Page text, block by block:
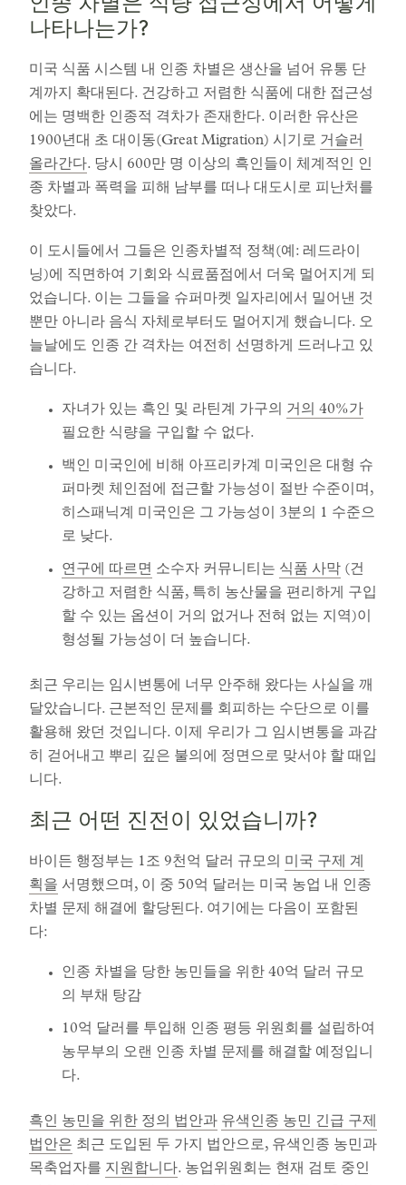
인종 차별은 식량 접근성에서 어떻게
나타나는가?
미국 식품 시스템 내 인종 차별은 생산을 넘어 유통 단
계까지 확대된다. 건강하고 저렴한 식품에 대한 접근성
에는 명백한 인종적 격차가 존재한다. 이러한 유산은
1900년대 초 대이동(Great Migration) 시기로 거슬러
올라간다. 당시 600만 명 이상의 흑인들이 체계적인 인
종 차별과 폭력을 피해 남부를 떠나 대도시로 피난처를
찾았다.
이 도시들에서 그들은 인종차별적 정책(예: 레드라이
닝)에 직면하여 기회와 식료품점에서 더욱 멀어지게 되
었습니다. 이는 그들을 슈퍼마켓 일자리에서 밀어낸 것
뿐만 아니라 음식 자체로부터도 멀어지게 했습니다. 오
늘날에도 인종 간 격차는 여전히 선명하게 드러나고 있
습니다.
자녀가 있는 흑인 및 라틴계 가구의 거의 40%가
필요한 식량을 구입할 수 없다.
백인 미국인에 비해 아프리카계 미국인은 대형 슈
퍼마켓 체인점에 접근할 가능성이 절반 수준이며,
히스패닉계 미국인은 그 가능성이 3분의 1 수준으
로 낮다.
연구에 따르면 소수자 커뮤니티는 식품 사막 (건
강하고 저렴한 식품, 특히 농산물을 편리하게 구입
할 수 있는 옵션이 거의 없거나 전혀 없는 지역)이
형성될 가능성이 더 높습니다.
최근 우리는 임시변통에 너무 안주해 왔다는 사실을 깨
달았습니다. 근본적인 문제를 회피하는 수단으로 이를
활용해 왔던 것입니다. 이제 우리가 그 임시변통을 과감
히 걷어내고 뿌리 깊은 불의에 정면으로 맞서야 할 때입
니다.
최근 어떤 진전이 있었습니까?
바이든 행정부는 1조 9천억 달러 규모의 미국 구제 계
획을 서명했으며, 이 중 50억 달러는 미국 농업 내 인종
차별 문제 해결에 할당된다. 여기에는 다음이 포함된
다:
인종 차별을 당한 농민들을 위한 40억 달러 규모
의 부채 탕감
10억 달러를 투입해 인종 평등 위원회를 설립하여
농무부의 오랜 인종 차별 문제를 해결할 예정입니
다.
흑인 농민을 위한 정의 법안과 유색인종 농민 긴급 구제
법안은 최근 도입된 두 가지 법안으로, 유색인종 농민과
목축업자를 지원합니다. 농업위원회는 현재 검토 중인